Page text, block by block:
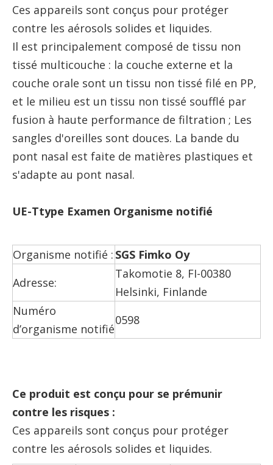
Ces appareils sont conçus pour protéger
contre les aérosols solides et liquides.
Il est principalement composé de tissu non
tissé multicouche : la couche externe et la
couche orale sont un tissu non tissé filé en PP,
et le milieu est un tissu non tissé soufflé par
fusion à haute performance de filtration ; Les
sangles d'oreilles sont douces. La bande du
pont nasal est faite de matières plastiques et
s'adapte au pont nasal.
UE-Ttype Examen Organisme notifié
Organisme notifié : SGS Fimko Oy
Adresse:
Takomotie 8, FI-00380
Helsinki, Finlande
Numéro
d’organisme notifié
0598
Ce produit est conçu pour se prémunir
contre les risques :
Ces appareils sont conçus pour protéger
contre les aérosols solides et liquides.